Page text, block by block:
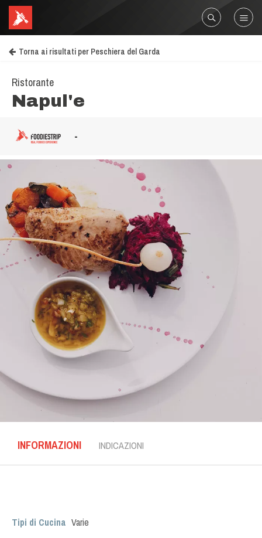
Torna ai risultati per Peschiera del Garda
Ristorante
Napul'e
-
INFORMAZIONI INDICAZIONI
Tipi di Cucina Varie